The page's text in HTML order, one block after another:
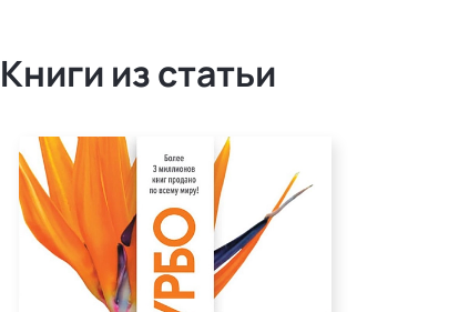
Книги из статьи